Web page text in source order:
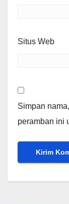
Situs Web
Simpan
peramban ini